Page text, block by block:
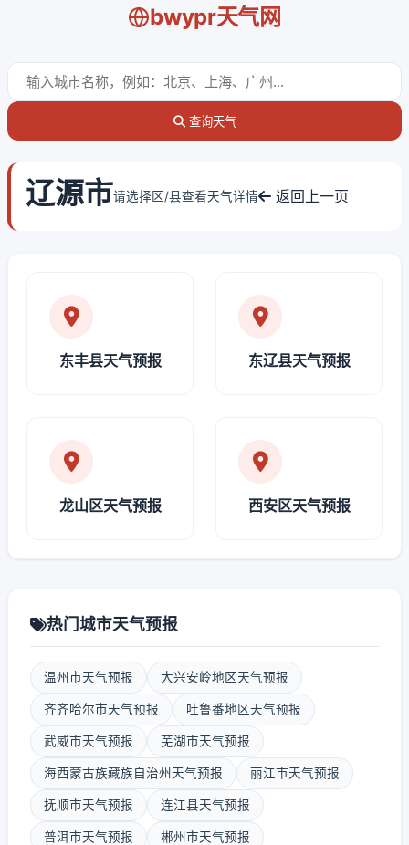
bwypr天气网
查询天气
辽源市请选择区/县查看天气详情 返回上一页
东丰县天气预报 东辽县天气预报
龙山区天气预报 西安区天气预报
热门城市天气预报
温州市天气预报 大兴安岭地区天气预报
齐齐哈尔市天气预报 吐鲁番地区天气预报
武威市天气预报 芜湖市天气预报
海西蒙古族藏族自治州天气预报 丽江市天气预报
抚顺市天气预报 连江县天气预报
普洱市天气预报 郴州市天气预报